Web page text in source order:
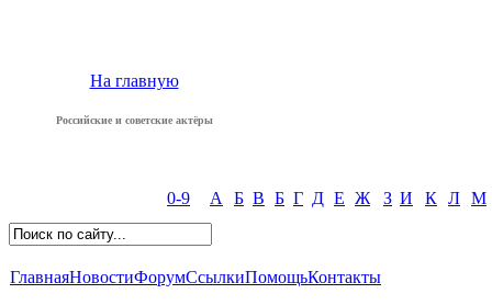
На главную
Российские и советские актёры
0-9 А Б В Б Г Д Е Ж З И К Л М
ГлавнаяНовостиФорумСсылкиПомощьКонтакты